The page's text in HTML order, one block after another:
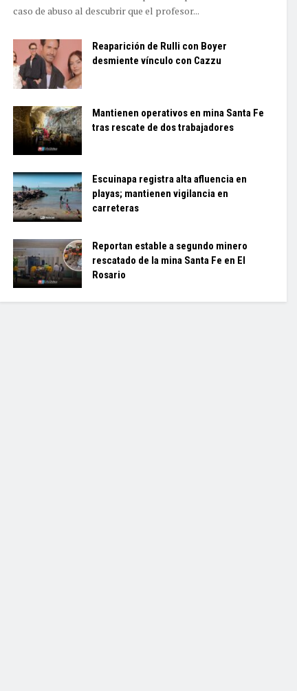
caso de abuso al descubrir que el profesor...
Reaparición de Rulli con Boyer
desmiente vínculo con Cazzu
Mantienen operativos en mina Santa Fe
tras rescate de dos trabajadores
Escuinapa registra alta afluencia en
playas; mantienen vigilancia en
carreteras
Reportan estable a segundo minero
rescatado de la mina Santa Fe en El
Rosario